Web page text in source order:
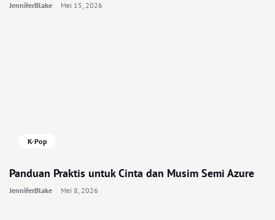
JenniferBlake Mei 15, 2026
K-Pop
Panduan Praktis untuk Cinta dan Musim Semi Azure
JenniferBlake Mei 8, 2026